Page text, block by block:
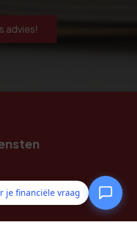
advies!
je financiële vraag